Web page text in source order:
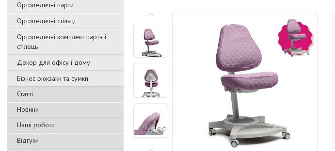
Ортопедичні парти
Ортопедичні стільці
Ортопедичні комплект парта і
стілець
Декор для офісу і дому
Бізнес рюкзаки та сумки
Статті
Новини
Наші роботи
Відгуки